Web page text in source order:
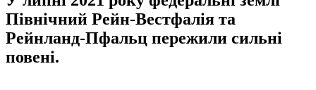
Північний Рейн-Вестфалія та
Рейнланд-Пфальц пережили сильні
повені.